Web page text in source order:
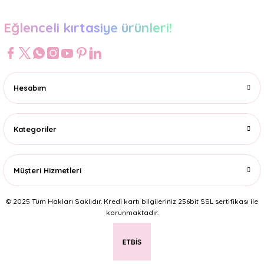
Eğlenceli kırtasiye ürünleri!
Hesabım
Kategoriler
Müşteri Hizmetleri
© 2025 Tüm Hakları Saklıdır. Kredi kartı bilgileriniz 256bit SSL sertifikası ile
korunmaktadır.